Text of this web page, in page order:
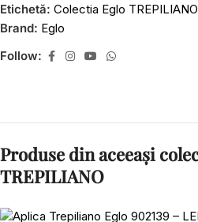
Etichetă: Colectia Eglo TREPILIANO
Brand: Eglo
Follow:
Produse din aceeași
TREPILIANO